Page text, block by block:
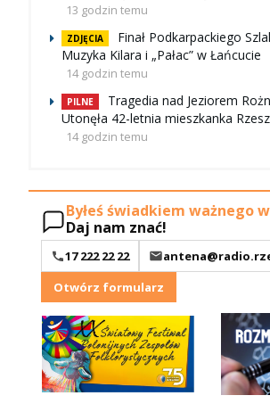
13 godzin temu
ZDJĘCIA
Finał Podkarpackiego
Muzyka Kilara i „Pałac” w Łańcucie
14 godzin temu
PILNE
Tragedia nad Jeziorem
Utonęła 42-letnia mieszkanka
14 godzin temu
Byłeś świadkiem ważnego
Daj nam znać!
17 222 22 22
Otwórz formularz